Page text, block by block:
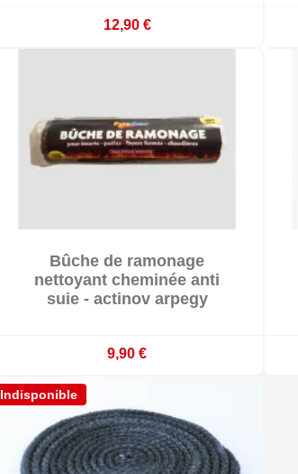
12,90 €
En stock
Bûche de ramonage
nettoyant cheminée anti
suie - actinov arpegy
9,90 €
Indisponible